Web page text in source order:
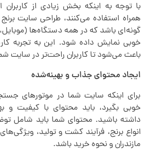
با توجه به اینکه بخش زیادی از کاربران
همراه استفاده می‌کنند، طراحی سایت برنج
گونه‌ای باشد که در همه دستگاه‌ها
خوبی نمایش داده شود. این به تجربه
باعث می‌شود تا کاربران راحت‌تر در سایت
ایجاد محتوای جذاب و بهینه‌شده
برای اینکه سایت شما در موتورهای
داشته باشید. محتوای شما باید شامل
انواع برنج، فرآیند کشت و تولید،
مازندران و نحوه خرید باشد.